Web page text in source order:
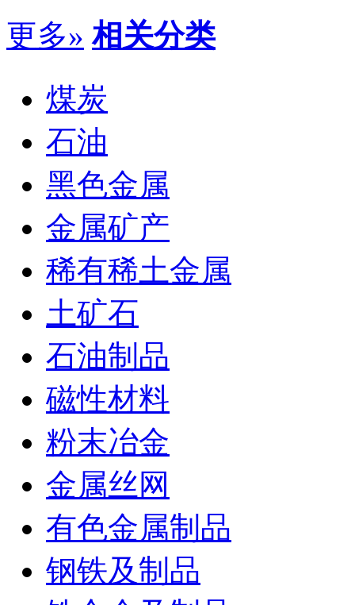
更多» 相关分类
煤炭
石油
黑色金属
金属矿产
稀有稀土金属
土矿石
石油制品
磁性材料
粉末冶金
金属丝网
有色金属制品
钢铁及制品